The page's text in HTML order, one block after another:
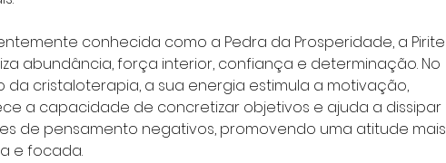
conhecida como a Pedra da Prosperidade, a Pirite
abundância, força interior, confiança e determinação. No
da cristaloterapia, a sua energia estimula a motivação,
a capacidade de concretizar objetivos e ajuda a dissipar
de pensamento negativos, promovendo uma atitude mais
e focada.